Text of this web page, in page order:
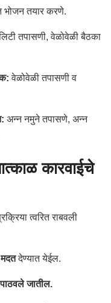
तयार करणे.
तपासणी, वेळोवेळी बैठका
वेळोवेळी तपासणी व
अन्न नमुने तपासणे, अन्न
कारवाईचे
त्वरित राबवली
मदतदेण्यात येईल.
जातील.